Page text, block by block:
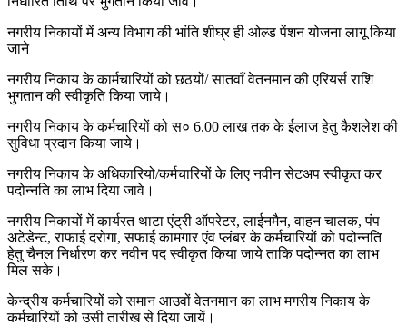
नगरीय निकायों में अन्य विभाग की भांति शीघ्र ही ओल्ड पेंशन योजना लागू किया
जाने
नगरीय निकाय के कार्मचारियों को छठयों/ सातवाँ वेतनमान की एरियर्स राशि
भुगतान की स्वीकृति किया जाये।
नगरीय निकाय के कर्मचारियों को स० 6.00 लाख तक के ईलाज हेतु कैशलेश की
सुविधा प्रदान किया जाये।
नगरीय निकाय के अधिकारियो/कर्मचारियों के लिए नवीन सेटअप स्वीकृत कर
पदोन्नति का लाभ दिया जावे।
नगरीय निकायों में कार्यरत थाटा एंट्री ऑपरेटर, लाईनमैन, वाहन चालक, पंप
अटेडेन्ट, राफाई दरोगा, सफाई कामगार एंव प्लंबर के कर्मचारियों को पदोन्नति
हेतु चैनल निर्धारण कर नवीन पद स्वीकृत किया जाये ताकि पदोन्नत का लाभ
मिल सके।
केन्द्रीय कर्मचारियों को समान आउवों वेतनमान का लाभ मगरीय निकाय के
कर्मचारियों को उसी तारीख से दिया जायें।